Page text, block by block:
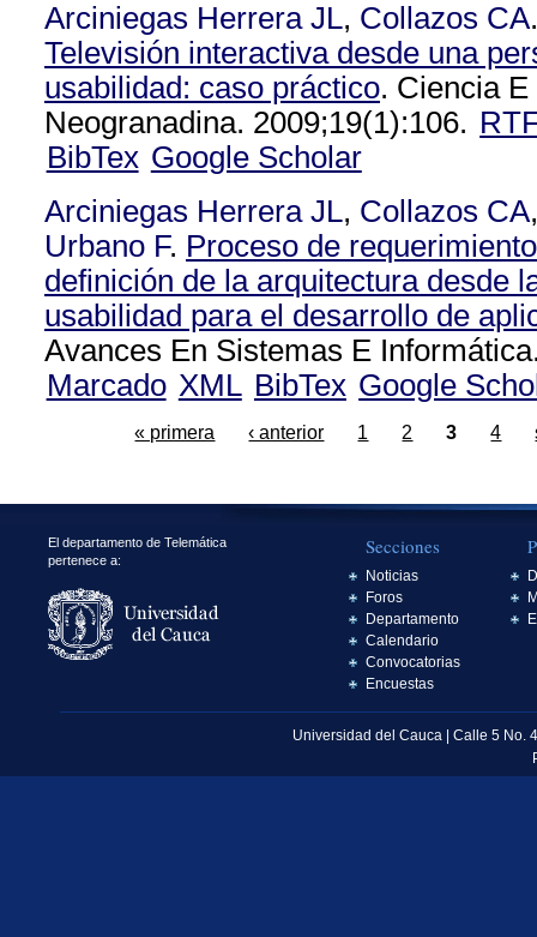
Arciniegas Herrera JL, Collazos CA.
Televisión interactiva desde una
usabilidad: caso práctico. Ciencia
Neogranadina. 2009;19(1):106.
BibTex Google Scholar
Arciniegas Herrera JL, Collazos CA
Urbano F. Proceso de
definición de la arquitectura desde
usabilidad para el desarrollo de
Avances En Sistemas E
Marcado XML BibTex Google
« primera ‹ anterior 1 2 3 4
El departamento de Telemática
pertenece a:
Secciones
Noticias
Foros
Departamento
Calendario
Convocatorias
Encuestas
Universidad del Cauca | Calle 5 No.